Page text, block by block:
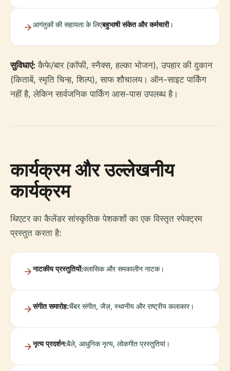
आगंतुकों की सहायता के लिएबहुभाषी संकेत और कर्मचारी।
सुविधाएं: कैफे/बार (कॉफी, स्नैक्स, हल्का भोजन), उपहार की दुकान
(किताबें, स्मृति चिन्ह, शिल्प), साफ शौचालय। ऑन-साइट पार्किंग
नहीं है, लेकिन सार्वजनिक पार्किंग आस-पास उपलब्ध है।
कार्यक्रम और उल्लेखनीय
कार्यक्रम
थिएटर का कैलेंडर सांस्कृतिक पेशकशों का एक विस्तृत स्पेक्ट्रम
प्रस्तुत करता है:
नाटकीय प्रस्तुतियों:क्लासिक और समकालीन नाटक।
संगीत समारोह:चैंबर संगीत, जैज़, स्थानीय और राष्ट्रीय कलाकार।
नृत्य प्रदर्शन:बैले, आधुनिक नृत्य, लोकगीत प्रस्तुतियां।